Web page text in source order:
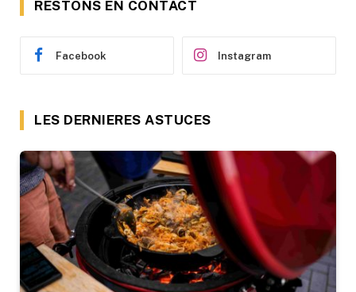
RESTONS EN CONTACT
Facebook Instagram
LES DERNIERES ASTUCES